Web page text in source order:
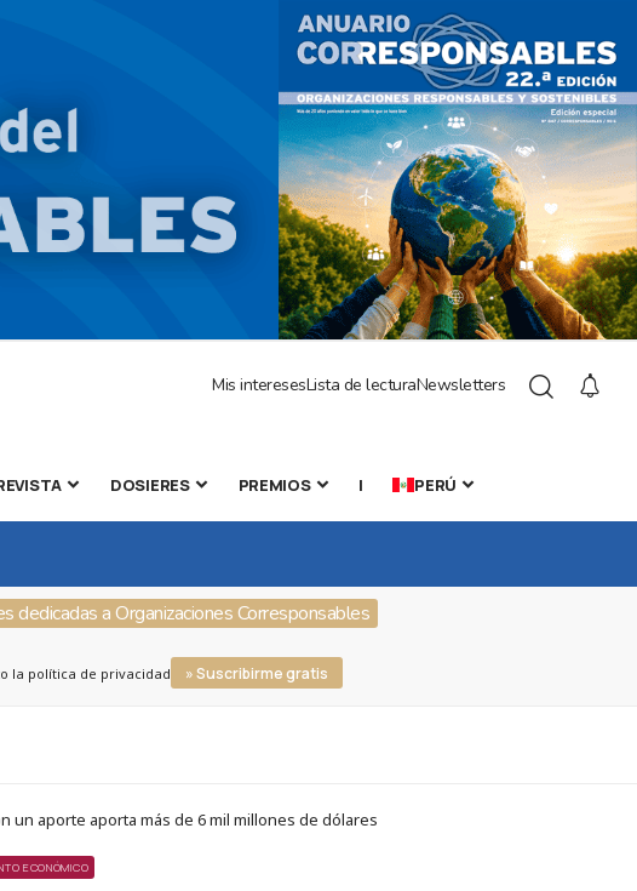
Mis interesesLista de lecturaNewsletters
DOSIERES PREMIOS | PERÚ
dedicadas a Organizaciones Corresponsables
la política de privacidad » Suscribirme gratis
un aporte aporta más de 6 mil millones de dólares
ECONÓMICO